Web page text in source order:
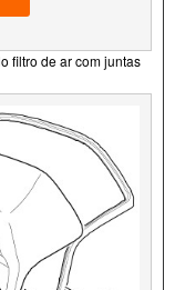
filtro de ar com juntas